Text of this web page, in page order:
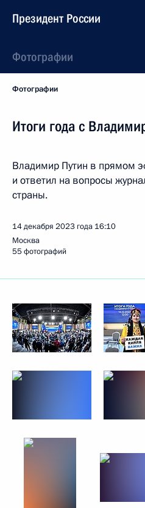
Президент России
Фотографии
Фотографии
Итоги года с
Владимир Путин в прямом
и ответил на вопросы
страны.
14 декабря 2023 года 16:10
Москва
55 фотографий